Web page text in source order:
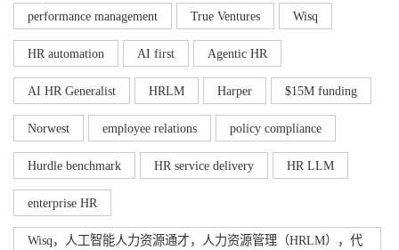
performance management True Ventures Wisq
HR automation AI first Agentic HR
AI HR Generalist HRLM Harper $15M funding
Norwest employee relations policy compliance
Hurdle benchmark HR service delivery HR LLM
enterprise HR
Wisq，人工智能人力资源通才，人力资源管理（HRLM），代